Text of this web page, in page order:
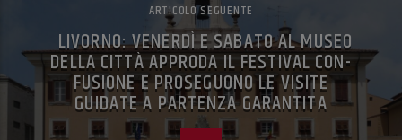
ARTICOLO SEGUENTE
LIVORNO: VENERDÌ E SABATO AL MUSEO
DELLA CITTÀ APPRODA IL FESTIVAL CON-
FUSIONE E PROSEGUONO LE VISITE
GUIDATE A PARTENZA GARANTITA